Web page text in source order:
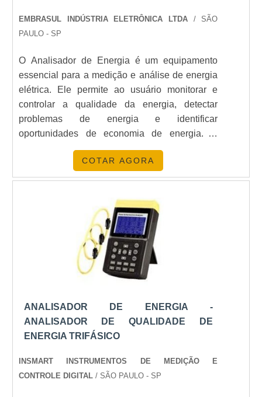
PROCESSO DE INSTALAÇÃO
A instalação é simples e pode ser feita
rapidamente, com opções de configuração
personalizáveis para atender às necessidades
específicas de cada instalação.
COMPARAÇÃO COM
CONCORRENTES
Em comparação com outros analisadores do
mercado, como oFluke, os analisadores Dranetz
oferecem uma combinação única de precisão,
são frequentemente preferidas por profissionais
que buscam otimizar suas operações sem
comprometer a qualidade.
APLICAÇÕES PRÁTICAS
ampla variedade de setores, incluindo:
Setor industrial para monitorar a qualidade da
Setor comercial para reduzir custos de energia e
EMBRASUL INDÚSTRIA ELETRÔNICA LTDA / SÃO
PAULO - SP
O Analisador de Energia é um equipamento
essencial para a medição e análise de energia
elétrica. Ele permite ao usuário monitorar e
controlar a qualidade da energia, detectar
problemas de energia e identificar
oportunidades de economia de energia. O
Analisador de Energia oferece uma solução
eficaz para a gestão da energia, permitindo ao
usuário obter informações precisas sobre o
a eficiência energética.
COTAR AGORA
ANALISADOR DE ENERGIA -
ANALISADOR DE QUALIDADE DE
ENERGIA TRIFÁSICO
INSMART INSTRUMENTOS DE MEDIÇÃO E
CONTROLE DIGITAL/ SÃO PAULO - SP